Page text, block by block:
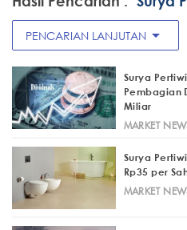
PENCARIAN LANJUTAN arrow_drop_down
Surya
Pembagian
Miliar
MARKET
Surya
Rp35 per
MARKET